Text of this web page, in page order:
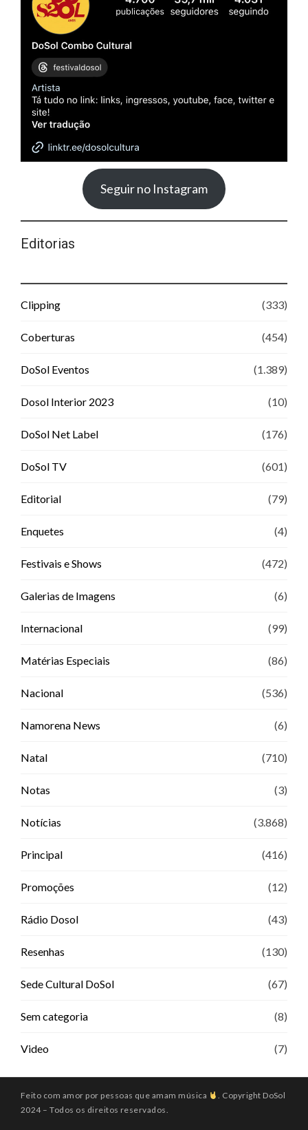
Seguir no Instagram
Editorias
Clipping (333)
Coberturas (454)
DoSol Eventos (1.389)
Dosol Interior 2023 (10)
DoSol Net Label (176)
DoSol TV (601)
Editorial (79)
Enquetes (4)
Festivais e Shows (472)
Galerias de Imagens (6)
Internacional (99)
Matérias Especiais (86)
Nacional (536)
Namorena News (6)
Natal (710)
Notas (3)
Notícias (3.868)
Principal (416)
Promoções (12)
Rádio Dosol (43)
Resenhas (130)
Sede Cultural DoSol (67)
Sem categoria (8)
Video (7)
Feito com amor por pessoas que amam música
. Copyright DoSol
2024 – Todos os direitos reservados.